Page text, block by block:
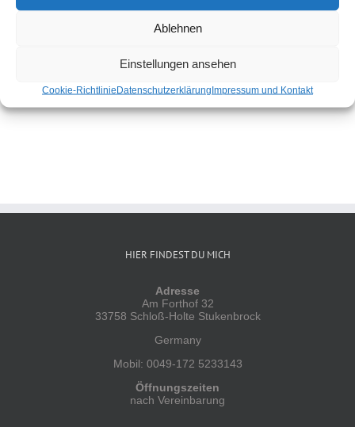
Ablehnen
Einstellungen ansehen
Cookie-RichtlinieDatenschutzerklärungImpressum und Kontakt
Mail
HIER FINDEST DU MICH
Adresse
Am Forthof 32
33758 Schloß-Holte Stukenbrock
Germany
Mobil: 0049-172 5233143
Öffnungszeiten
nach Vereinbarung